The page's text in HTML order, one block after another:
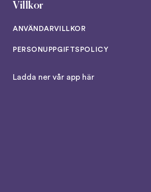
Villkor
ANVÄNDARVILLKOR
PERSONUPPGIFTSPOLICY
Ladda ner vår app här